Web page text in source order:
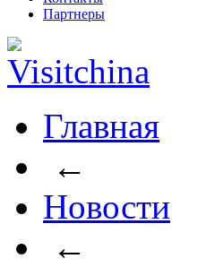
Партнеры
Главная
←
Новости
←